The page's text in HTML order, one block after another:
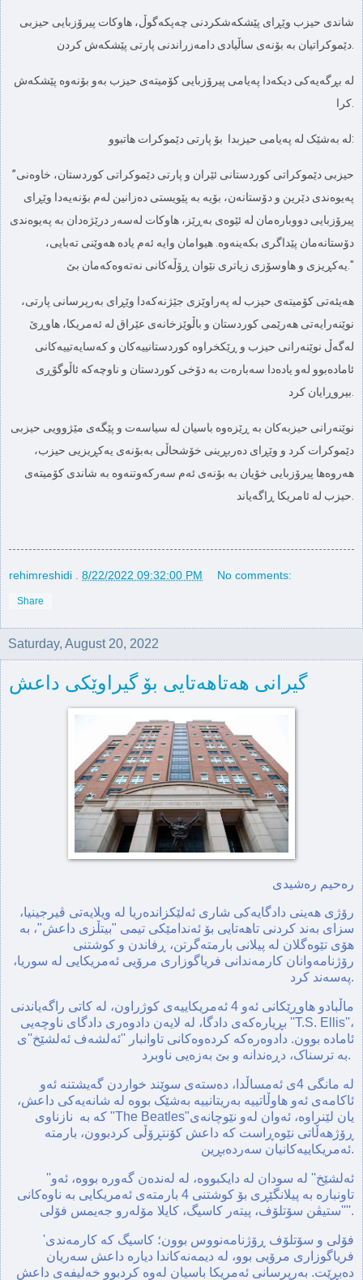
شاندی حیزب وێڕای پێشكەشكردنی چەپكەگوڵ، هاوكات پیرۆزبایی حیزبی
لە بڕگەیەكی دیكەدا پەیامی پیرۆزبایی كۆمیتەی حیزب بەو بۆنەوە پێشكەش
لە بەشێک لە پەیامی حیزبدا بۆ پارتی دێموکرات هاتبوو:
”حیزبی دێموکراتی کوردستانی ئێران و پارتی دێموکراتی کوردستان، خاوەنی
پەیوەندی دێرین و دۆستانەن، بۆیە بە پێویستی دەزانین لەم بۆنەیەدا وێڕای
پیرۆزبایی دووبارەمان لە ئێوەی بەڕێز، هاوکات لەسەر درێژەدان بە پەیوەندی
دۆستانەمان پێداگری بکەینەوە. هیوامان وایە ئەم یادە هەوێنی تەبایی،
یەکڕیزی و هاوسۆزی زیاتری نێوان ڕۆڵەکانی نەتەوەکەمان بێ."
هەیئەتی کۆمیتەی حیزب لە پەراوێزی جێژنەكەدا وێڕای بەرپرسانی پارتی،
نوێنەرایەتی هەرێمی کوردستان و باڵوێزخانەی عێراق لە ئەمریکا، هاوڕێ
لەگەڵ نوێنەرانی حیزب و ڕێكخراوە كوردستانییەكان و کەسایەتییەکانی
ئامادەبوو لەو یادەدا سەبارەت بە دۆخی كوردستان و ناوچەكە ئاڵوگۆڕی
نوێنەرانی حیزبەكان بە ڕێزەوە باسیان لە سیاسەت و پێگەی مێژوویی حیزبی
دێموكرات كرد و وێڕای دەربڕینی خۆشحاڵی بەبۆنەی یەکڕیزیی حیزب،
هەروەها پیرۆزبایی خۆیان بە بۆنەی ئەم سەرکەوتنەوە بە شاندی کۆمیتەی
rehimreshidi 8/22/2022 09:32:00 PM No comments:
Share
Saturday, August 20, 2022
گیرانی هەتاهەتایی بۆ گیراوێکی داعش
رەحیم رەشیدی
رۆژی هەینی دادگایەکی شاری ئەلێکزاندەریا لە ویلایەتی ڤیرجینیا،
سزای بەند کردنی تاهەتایی بۆ ئەندامێکی تیمی "بیتڵزی داعش"، بە
هۆی تێوەگلان لە پیلانی بارمتەگرتن، ڕفاندن و کوشتنی
رۆژنامەوانان کارمەندانی فریاگوزاری مرۆیی ئەمریکایی لە سوریا،
پەسەند کرد.
ماڵبادو هاوڕێکانی ئەو 4 ئەمریکاییەی کوژراون، لە کاتی راگەیاندنی
بڕیارەکەی دادگا، لە لایەن دادوەری دادگای ناوچەیی ''T.S. Ellis''،
ئامادە بوون. دادوەرەکە کردەوەکانی تاوانبار ''ئەلشەف ئەلشێخ''ی
بە ترسناک، دڕەندانە و بێ بەزەیی ناوبرد.
ئاکامەی ئەو هاوڵاتییە بەریتانییە بەشێک بووە لە شانەیەکی داعش،
کە بە نازناوی "The Beatles"یان لێنراوە، ئەوان لەو نێوچانەی
ڕۆژهەڵاتی نێوەڕاست کە داعش کۆنتڕۆڵی کردبوون، بارمتە
ئەمریکاییەکانیان سەردەبڕین.
''ئەلشێخ'' لە سودان لە دایکبووە، لە لەندەن گەورە بووە، ئەو
تاونبارە بە پیلانگێڕی بۆ کوشتنی 4 بارمتەی ئەمریکایی بە ناوەکانی
''ستیڤن سۆتلۆف، پیتەر کاسیگ، کایلا مۆلەرو جەیمس فۆلی''.
'فۆلی و سۆتلۆف ڕۆژنامەنووس بوون؛ کاسیگ کە کارمەندی
فریاگوزاری مرۆیی بوو، لە دیمەنەکاندا دیارە داعش سەریان
دەبڕێت. بەرپرسانی ئەمریکا باسیان لەوە کردبوو خەلیفەی داعش